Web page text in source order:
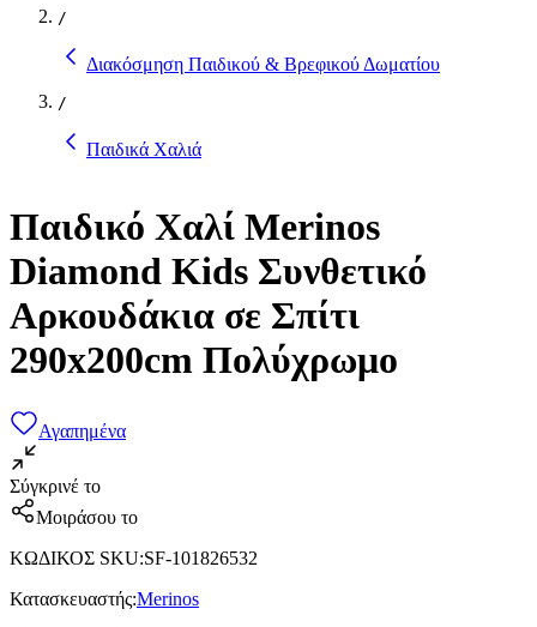
/
Διακόσμηση Παιδικού & Βρεφικού Δωματίου
/
Παιδικά Χαλιά
Παιδικό Χαλί Merinos
Diamond Kids Συνθετικό
Αρκουδάκια σε Σπίτι
290x200cm Πολύχρωμο
Αγαπημένα
Σύγκρινέ το
Μοιράσου το
ΚΩΔΙΚΟΣ SKU:SF-101826532
Κατασκευαστής:Merinos